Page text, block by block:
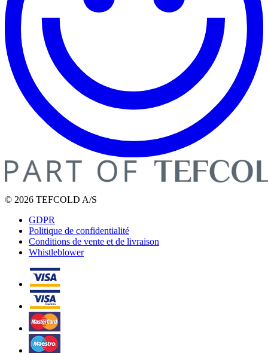
© 2026 TEFCOLD A/S
GDPR
Politique de confidentialité
Conditions de vente et de livraison
Whistleblower